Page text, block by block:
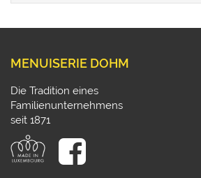
MENUISERIE DOHM
Die Tradition eines
Familienunternehmens
seit 1871